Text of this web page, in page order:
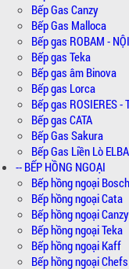
Bếp Gas Canzy
Bếp Gas Malloca
Bếp gas ROBAM -
Bếp gas Teka
Bếp gas âm Binova
Bếp gas Lorca
Bếp gas ROSIERES -
Bếp gas CATA
Bếp Gas Sakura
Bếp Gas Liền Lò
-- BẾP HỒNG NGOẠI
Bếp hồng ngoại Bosch
Bếp hồng ngoại Cata
Bếp hồng ngoại Canzy
Bếp hồng ngoại Teka
Bếp hồng ngoại Kaff
Bếp hồng ngoại Chefs